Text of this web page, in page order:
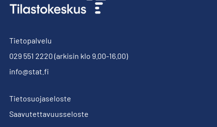
Tietopalvelu
029 551 2220 (arkisin klo 9.00-16.00)
info@stat.fi
Tietosuojaseloste
Saavutettavuusseloste